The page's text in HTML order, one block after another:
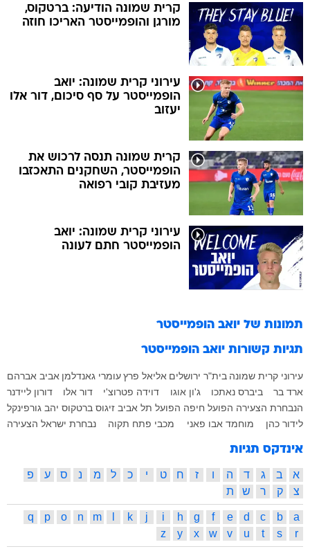
קרית שמונה הודיעה: ברטקוס,
מורגן והופמייסטר האריכו חוזה
עירוני קרית שמונה: יואב
הופמייסטר על סף סיכום, דור אלו
יעזוב
קרית שמונה תנסה לרכוש את
הופמייסטר, השחקנים התאכזבו
מעזיבת קובי רפואה
עירוני קרית שמונה: יואב
הופמייסטר חתם לעונה
תמונות של יואב הופמייסטר
תגיות קשורות יואב הופמייסטר
עירוני קרית שמונה בית"ר ירושלים אליאל פרץעומרי גאנדלמן אביב אברהם
ארד בר
ביברס נאתכו ג'ון אוגו דוידה פטרוצ'י דור אלו
דורון ליידנר
הנבחרת הצעירה הפועל חיפה הפועל תל אביב זיגוס ברטקוס יהב גורפינקל
לידור כהן
מוחמד אבו פאני מכבי פתח תקוה נבחרת ישראל הצעירה
אינדקס תגיות
א ב ג ד ה ו ז ח ט י כ ל מ נ ס ע
פ
צ
ק ר ש ת
a
b
c
d
e
f
g
h
i
j
k
m
n
o
p
q
r
s
t
u
v
w
x
y
z